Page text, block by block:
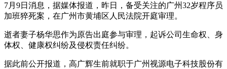
7月9日消息，据媒体报道，昨日，备受关注的广州32岁程序员
加班猝死案，在广州市黄埔区人民法院开庭审理。
逝者妻子杨华思作为原告出庭参与审理，起诉公司生命权、身
体权、健康权纠纷及侵权责任纠纷。
据此前公开报道，高广辉生前就职于广州视源电子科技股份有